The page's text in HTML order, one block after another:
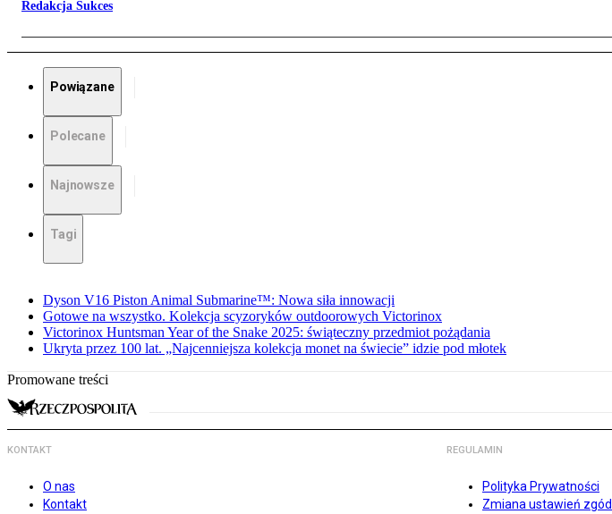
Redakcja Sukces
Powiązane
Polecane
Najnowsze
Tagi
Dyson V16 Piston Animal Submarine™: Nowa siła innowacji
Gotowe na wszystko. Kolekcja scyzoryków outdoorowych Victorinox
Victorinox Huntsman Year of the Snake 2025: świąteczny przedmiot pożądania
Ukryta przez 100 lat. „Najcenniejsza kolekcja monet na świecie” idzie pod młotek
Promowane treści
KONTAKT
O nas
Kontakt
REGULAMIN
Polityka Prywatności
Zmiana ustawień zgód